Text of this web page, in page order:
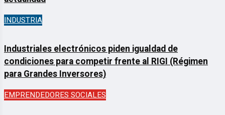
INDUSTRIA
Industriales electrónicos piden igualdad de
condiciones para competir frente al RIGI (Régimen
para Grandes Inversores)
EMPRENDEDORES SOCIALES